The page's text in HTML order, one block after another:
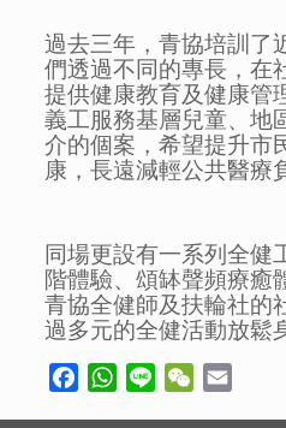
過去三年，青協培訓了
們透過不同的專長，在
提供健康教育及健康管
義工服務基層兒童、地
介的個案，希望提升市
康，長遠減輕公共醫療
同場更設有一系列全健
階體驗、頌缽聲頻療癒
青協全健師及扶輪社的
過多元的全健活動放鬆
FacebookWhatsApp
Line WeChat